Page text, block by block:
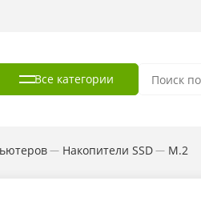
Все категории
— Накопители SSD— M.2